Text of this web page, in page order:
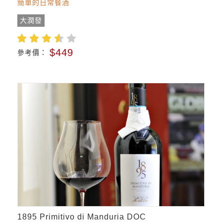
簡單的日常餐酒
大潤發
參考價： $449
1895 Primitivo di Manduria DOC